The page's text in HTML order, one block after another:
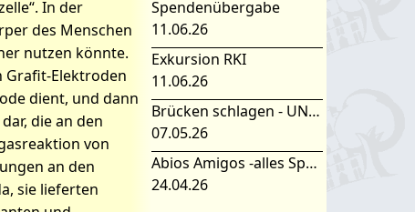
In der
des Menschen
nutzen könnte.
Grafit-Elektroden
dient, und dann
die an den
von
an den
sie lieferten
Spendenübergabe
11.06.26
Exkursion RKI
11.06.26
Brücken schlagen - UNESCO Projekttag 2026
07.05.26
Abios Amigos -alles Spanisch oder was
24.04.26